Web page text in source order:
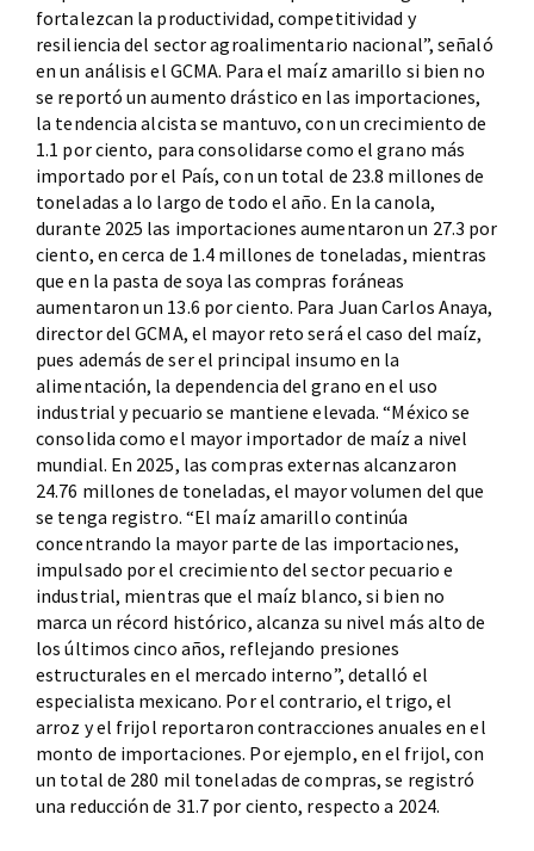
fortalezcan la productividad, competitividad y
resiliencia del sector agroalimentario nacional”, señaló
en un análisis el GCMA. Para el maíz amarillo si bien no
se reportó un aumento drástico en las importaciones,
la tendencia alcista se mantuvo, con un crecimiento de
1.1 por ciento, para consolidarse como el grano más
importado por el País, con un total de 23.8 millones de
toneladas a lo largo de todo el año. En la canola,
durante 2025 las importaciones aumentaron un 27.3 por
ciento, en cerca de 1.4 millones de toneladas, mientras
que en la pasta de soya las compras foráneas
aumentaron un 13.6 por ciento. Para Juan Carlos Anaya,
director del GCMA, el mayor reto será el caso del maíz,
pues además de ser el principal insumo en la
alimentación, la dependencia del grano en el uso
industrial y pecuario se mantiene elevada. “México se
consolida como el mayor importador de maíz a nivel
mundial. En 2025, las compras externas alcanzaron
24.76 millones de toneladas, el mayor volumen del que
se tenga registro. “El maíz amarillo continúa
concentrando la mayor parte de las importaciones,
impulsado por el crecimiento del sector pecuario e
industrial, mientras que el maíz blanco, si bien no
marca un récord histórico, alcanza su nivel más alto de
los últimos cinco años, reflejando presiones
estructurales en el mercado interno”, detalló el
especialista mexicano. Por el contrario, el trigo, el
arroz y el frijol reportaron contracciones anuales en el
monto de importaciones. Por ejemplo, en el frijol, con
un total de 280 mil toneladas de compras, se registró
una reducción de 31.7 por ciento, respecto a 2024.